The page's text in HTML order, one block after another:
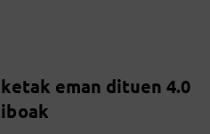
eman dituen 4.0